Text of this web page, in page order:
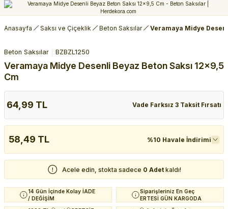
Anasayfa Saksı ve Çiçeklik Beton Saksılar Veramaya Midye
Beton Saksılar BZBZL1250
Veramaya Midye Desenli Beyaz Beton Saksı 12x9,5
Cm
64,99 TL Vade Farksız 3 Taksit Fırsatı
58,49 TL %10 Havale İndirimi
Acele edin, stokta sadece 0 Adet kaldı!
14 Gün İçinde Kolay İADE
/ DEĞİŞİM
Siparişleriniz En Geç
ERTESİ GÜN KARGODA